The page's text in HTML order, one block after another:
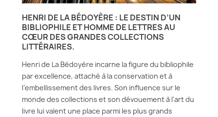
HENRI DE LA BÉDOYÈRE : LE DESTIN D’UN
BIBLIOPHILE ET HOMME DE LETTRES AU
CŒUR DES GRANDES COLLECTIONS
LITTÉRAIRES.
Henri de La Bédoyère incarne la figure du bibliophile
par excellence, attaché à la conservation et à
l’embellissement des livres. Son influence sur le
monde des collections et son dévouement à l'art du
livre lui valent une place parmi les plus grands